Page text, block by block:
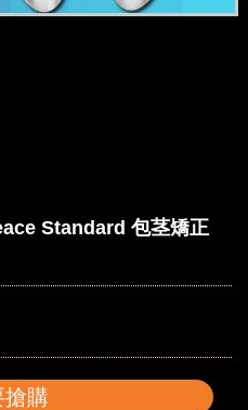
Standard 包茎矯正
搶購